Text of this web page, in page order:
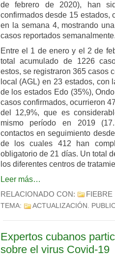
de febrero de 2020), han
confirmados desde 15 estados,
en la semana 4, mostrando
casos reportados
Entre el 1 de enero y el 2 de
total acumulado de 1226
estos, se registraron 365 casos
local (AGL) en 23 estados, con
de los estados Edo (35%),
casos confirmados, ocurrieron
del 12,9%, que es
mismo período en 2019
contactos en seguimiento
de los cuales 412 han
obligatorio de 21 días. Un total
los diferentes centros de
Leer más…
RELACIONADO CON: FIEBRE
TEMA: ACTUALIZACIÓN .
Expertos cubanos
sobre el virus Covid-19